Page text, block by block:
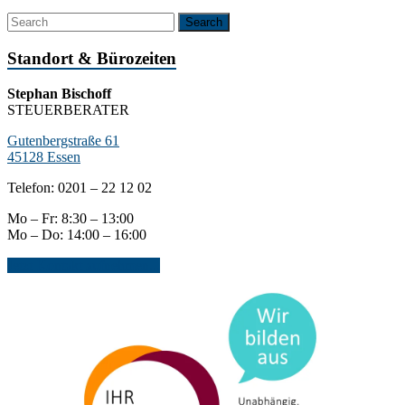
Standort & Bürozeiten
Stephan Bischoff
STEUERBERATER
Gutenbergstraße 61
45128 Essen
Telefon: 0201 – 22 12 02
Mo – Fr: 8:30 – 13:00
Mo – Do: 14:00 – 16:00